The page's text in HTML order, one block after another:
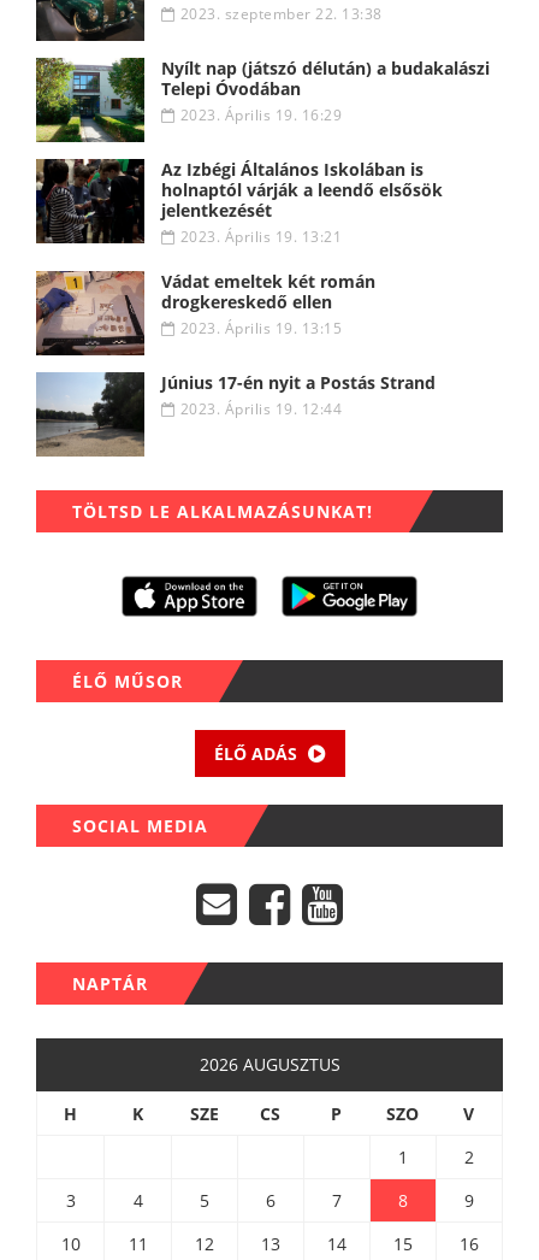
2023. szeptember 22. 13:38
Nyílt nap (játszó délután) a budakalászi
Telepi Óvodában
2023. Április 19. 16:29
Az Izbégi Általános Iskolában is
holnaptól várják a leendő elsősök
jelentkezését
2023. Április 19. 13:21
Vádat emeltek két román
drogkereskedő ellen
2023. Április 19. 13:15
Június 17-én nyit a Postás Strand
2023. Április 19. 12:44
TÖLTSD LE ALKALMAZÁSUNKAT!
ÉLŐ MŰSOR
ÉLŐ ADÁS
SOCIAL MEDIA
NAPTÁR
2026 AUGUSZTUS
H K SZE CS P SZO
V
1
2
3
4 5 6 7 8
9
10
11 12 13 14 15
16